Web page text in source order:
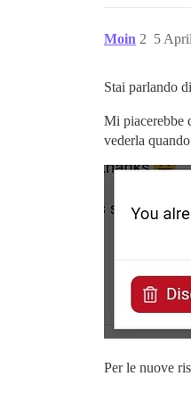
Moin 5
2
Stai parlando
Mi piacerebbe
vederla
Per le nuove